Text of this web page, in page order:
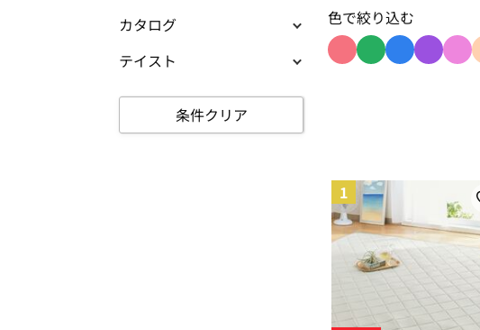
カタログ
テイスト
条件クリア
色で絞り込む
1